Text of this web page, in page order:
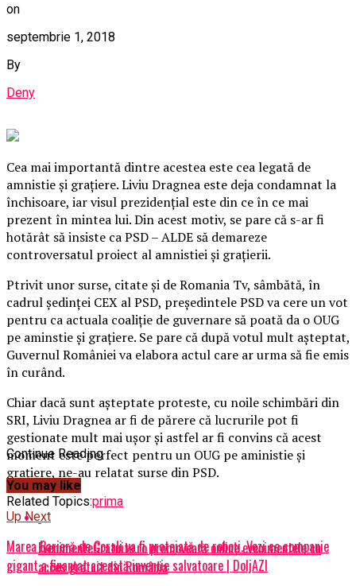
on
septembrie 1, 2018
By
Deny
Cea mai importantă dintre acestea este cea legată de
amnistie şi graţiere. Liviu Dragnea este deja condamnat la
închisoare, iar visul prezidenţial este din ce în ce mai
prezent în mintea lui. Din acest motiv, se pare că s-ar fi
hotărât să insiste ca PSD – ALDE să demareze
controversatul proiect al amnistiei şi graţierii.
Ptrivit unor surse, citate şi de Romania Tv, sâmbătă, în
cadrul şedinţei CEX al PSD, preşedintele PSD va cere un vot
pentru ca actuala coaliţie de guvernare să poată da o OUG
pe aminstie şi graţiere. Se pare că după votul mult aşteptat,
Guvernul României va elabora actul care ar urma să fie emis
în curând.
Chiar dacă sunt aşteptate proteste, cu noile schimbări din
SRI, Liviu Dragnea ar fi de părere că lucrurile pot fi
gestionate mult mai uşor şi astfel ar fi convins că acest
moment este perfect pentru un OUG pe aministie şi
graţiere, ne-au relatat surse din PSD.
Related Topics:prima
Up Next
Marea Barieră de Corali va fi protejată de roboți. Vezi ce companie
gigant a finanțat această invenție salvatoare | DoljAZI
Continue Reading
You may like
EvenimenteGratuite.ro promovează online evenimentele cu
acces gratuit din România